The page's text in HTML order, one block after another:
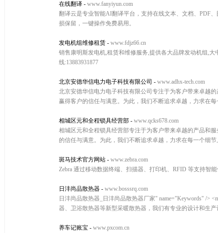
在线翻译 - www.fanyiyun.com
翻译云是专业智能AI翻译平台，支持在线文本、文档、PDF
损保留，一键操作免费易用。
发电机组维修租赁 - www.fdjz66.cn
销售康明斯发电机,租赁和维修服务,提供各大品牌发动机组,
线:13883931877
北京安德华信电力电子科技有限公司 - www.adhx-tech.com
北京安德华信电力电子科技有限公司专注于为客户带来卓越
赢得客户的信任与满意。为此，我们不断追求卓越，力求在
相城区元和全程锁具经营部 - www.qcks678.com
相城区元和全程锁具经营部专注于为客户带来卓越的产品和
的信任与满意。为此，我们不断追求卓越，力求在每一个细
斑马技术官方网站 - www.zebra.com
Zebra 通过移动数据终端、扫描器、打印机、RFID 等支持智
日沣尚品散热器 - www.bosssrq.com
日沣尚品散热器_日沣尚品散热器厂家" name="Keywords" />
器、卫浴散热器等新型采暖散热器，我们有专业的设计和生
养车记账宝 - www.pxcom.cn